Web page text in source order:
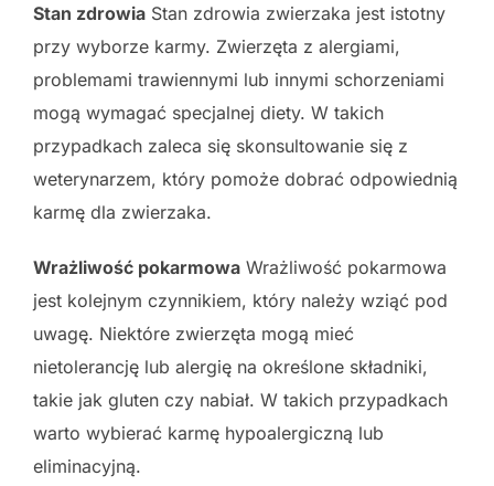
Stan zdrowia Stan zdrowia zwierzaka jest istotny
przy wyborze karmy. Zwierzęta z alergiami,
problemami trawiennymi lub innymi schorzeniami
mogą wymagać specjalnej diety. W takich
przypadkach zaleca się skonsultowanie się z
weterynarzem, który pomoże dobrać odpowiednią
karmę dla zwierzaka.
Wrażliwość pokarmowa Wrażliwość pokarmowa
jest kolejnym czynnikiem, który należy wziąć pod
uwagę. Niektóre zwierzęta mogą mieć
nietolerancję lub alergię na określone składniki,
takie jak gluten czy nabiał. W takich przypadkach
warto wybierać karmę hypoalergiczną lub
eliminacyjną.